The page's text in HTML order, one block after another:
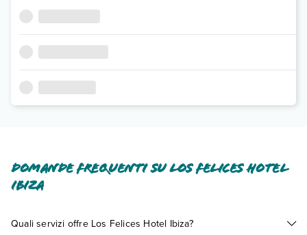
Domande frequenti su Los Felices Hotel
Ibiza
Quali servizi offre Los Felices Hotel Ibiza?